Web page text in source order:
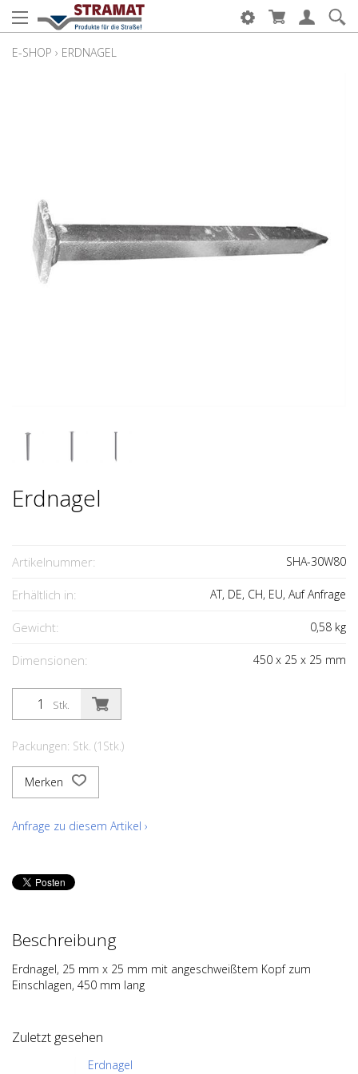
E-SHOP › ERDNAGEL
Erdnagel
Artikelnummer: SHA-30W80
Erhältlich in: AT, DE, CH, EU, Auf Anfrage
Gewicht: 0,58 kg
Dimensionen: 450 x 25 x 25 mm
Stk.
Packungen: Stk. (1Stk.)
Merken
Anfrage zu diesem Artikel ›
Beschreibung
Erdnagel, 25 mm x 25 mm mit angeschweißtem Kopf zum
Einschlagen, 450 mm lang
Zuletzt gesehen
Erdnagel